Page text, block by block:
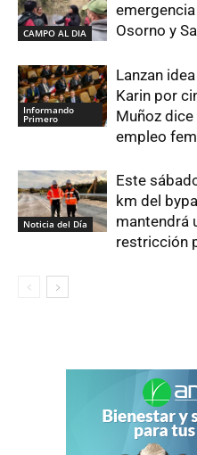
CAMPO AL DIA
Osorno y
Informando
Primero
Lanzan
Karin por
Muñoz
empleo
Noticia del Día
Este
km del
mantendrá
restricción